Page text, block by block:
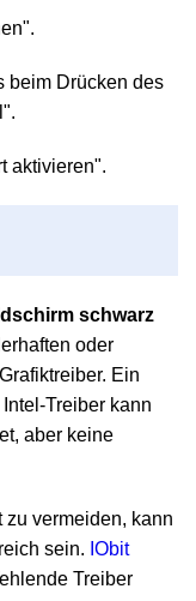
beim Drücken des
aktivieren".
schwarz
oder
Ein
Treiber kann
aber keine
vermeiden, kann
sein. IObit
Treiber